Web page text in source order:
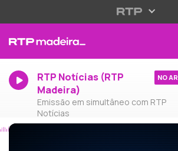
RTP Notícias (RTP
Madeira)
Emissão em simultâneo com RTP
Notícias
NO AR